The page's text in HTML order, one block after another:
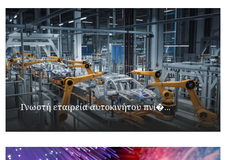
Γνωστή εταιρεία αυτοκινήτου πνί�...